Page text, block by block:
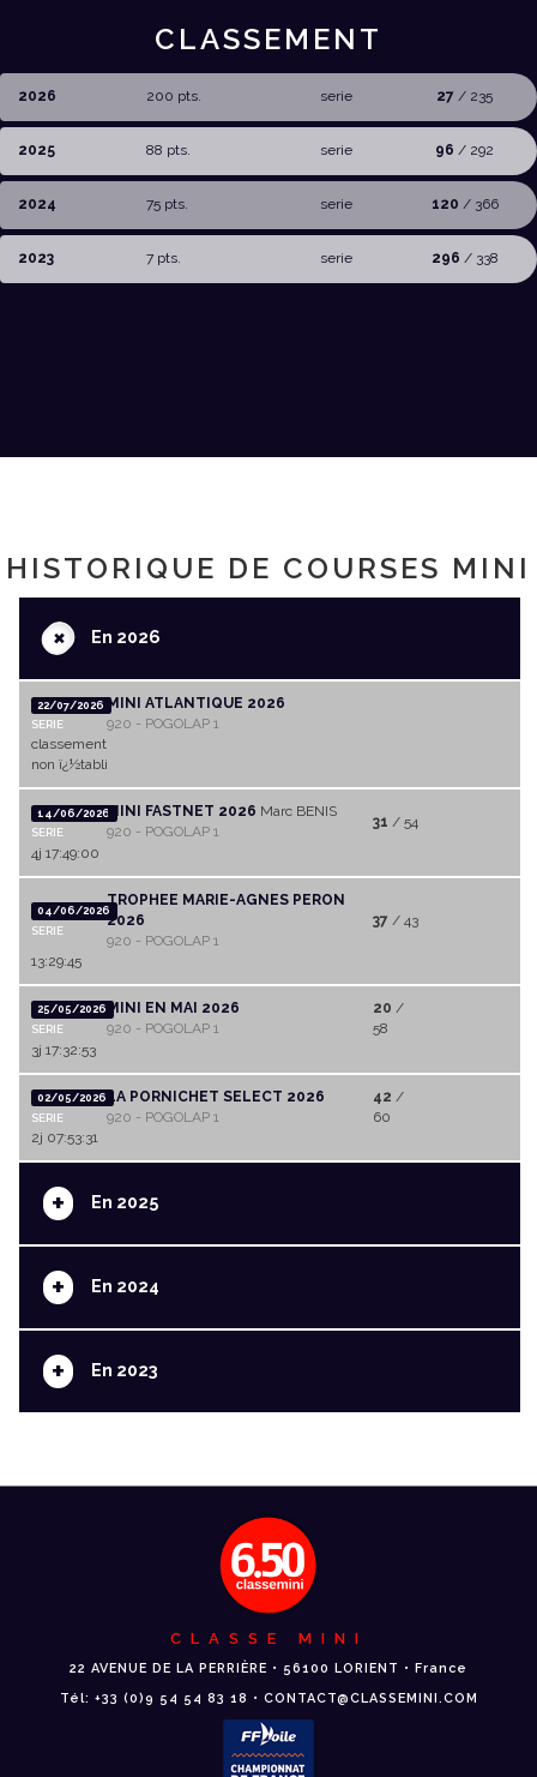
CLASSEMENT
2026 200 pts. serie 27 / 235
2025 88 pts. serie 96 / 292
2024 75 pts. serie 120 / 366
2023 7 pts. serie 296 / 338
HISTORIQUE DE COURSES MINI
+En 2026
22/07/2026
SERIE
MINI ATLANTIQUE 2026
920 - POGOLAP 1
classement
non ï¿½tabli
14/06/2026
SERIE
MINI FASTNET 2026 Marc BENIS
920 - POGOLAP 1
31 / 54
4j 17:49:00
04/06/2026
SERIE
TROPHEE MARIE-AGNES PERON
2026
920 - POGOLAP 1
37 / 43
13:29:45
25/05/2026
SERIE
MINI EN MAI 2026
920 - POGOLAP 1
20 /
58
3j 17:32:53
02/05/2026
SERIE
LA PORNICHET SELECT 2026
920 - POGOLAP 1
42 /
60
2j 07:53:31
+ En 2025
+ En 2024
+ En 2023
CLASSE MINI
22 AVENUE DE LA PERRIÈRE • 56100 LORIENT • France
Tél: +33 (0)9 54 54 83 18 • CONTACT@CLASSEMINI.COM